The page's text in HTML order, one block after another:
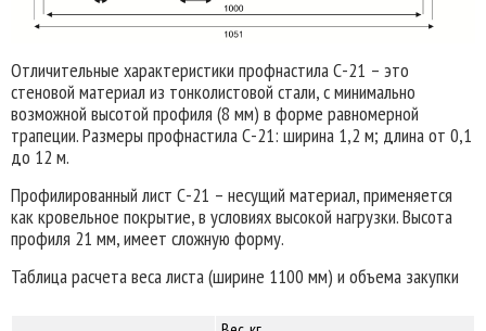
Отличительные характеристики профнастила С-21 – это
стеновой материал из тонколистовой стали, с минимально
возможной высотой профиля (8 мм) в форме равномерной
трапеции. Размеры профнастила С-21: ширина 1,2 м; длина от 0,1
до 12 м.
Профилированный лист С-21 – несущий материал, применяется
как кровельное покрытие, в условиях высокой нагрузки. Высота
профиля 21 мм, имеет сложную форму.
Таблица расчета веса листа (ширине 1100 мм) и объема закупки